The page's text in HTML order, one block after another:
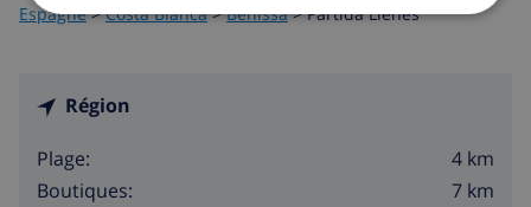
Espagne>Costa Blanca>Benissa>Partida Llenes
Région
Plage:
4 km
Boutiques:
7 km